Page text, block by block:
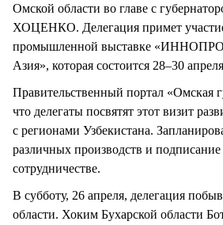
Омской области во главе с
ХОЦЕНКО. Делегация примет
промышленной выставке
Азия», которая состоится 28–30
Правительственный портал «Омская
что делегаты посвятят этот визит
с регионами Узбекистана.
различных производств и
сотрудничестве.
В субботу, 26 апреля, делегация
области. Хоким Бухарской области